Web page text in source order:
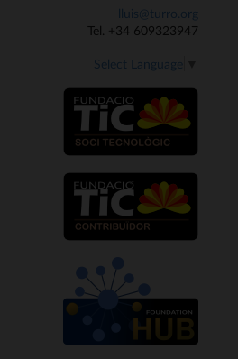
lluis@turro.org
Tel. +34 609323947
Select Language